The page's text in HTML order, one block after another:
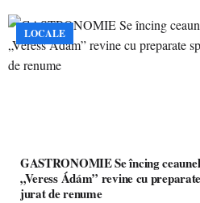
LOCALE
GASTRONOMIE Se încing ceaunele la Satu Mare! Concursul
„Veress Ádám” revine cu
jurat de renume